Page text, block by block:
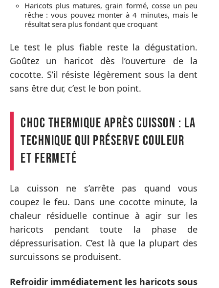
Haricots plus matures, grain formé, cosse un peu
rêche : vous pouvez monter à 4 minutes, mais le
résultat sera plus fondant que croquant
Le test le plus fiable reste la dégustation.
Goûtez un haricot dès l’ouverture de la
cocotte. S’il résiste légèrement sous la dent
sans être dur, c’est le bon point.
Choc thermique après cuisson : la
technique qui préserve couleur
et fermeté
La cuisson ne s’arrête pas quand vous
coupez le feu. Dans une cocotte minute, la
chaleur résiduelle continue à agir sur les
haricots pendant toute la phase de
dépressurisation. C’est là que la plupart des
surcuissons se produisent.
Refroidir immédiatement les haricots sous